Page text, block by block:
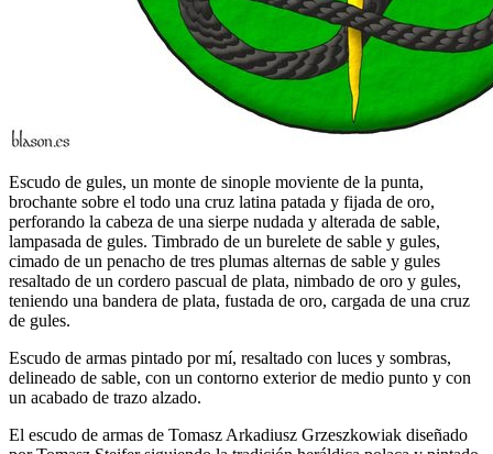
Escudo de gules, un monte de sinople moviente de la punta,
brochante sobre el todo una cruz latina patada y fijada de oro,
perforando la cabeza de una sierpe nudada y alterada de sable,
lampasada de gules. Timbrado de un burelete de sable y gules,
cimado de un penacho de tres plumas alternas de sable y gules
resaltado de un cordero pascual de plata, nimbado de oro y gules,
teniendo una bandera de plata, fustada de oro, cargada de una cruz
de gules.
Escudo de armas pintado por mí, resaltado con luces y sombras,
delineado de sable, con un contorno exterior de medio punto y con
un acabado de trazo alzado.
El escudo de armas de Tomasz Arkadiusz Grzeszkowiak diseñado